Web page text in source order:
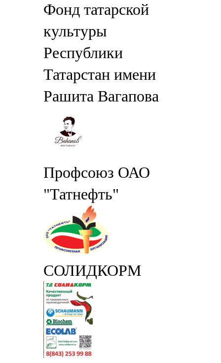
Фонд татарской
культуры
Республики
Татарстан имени
Рашита Вагапова
Профсоюз ОАО
"Татнефть"
СОЛИДКОРМ